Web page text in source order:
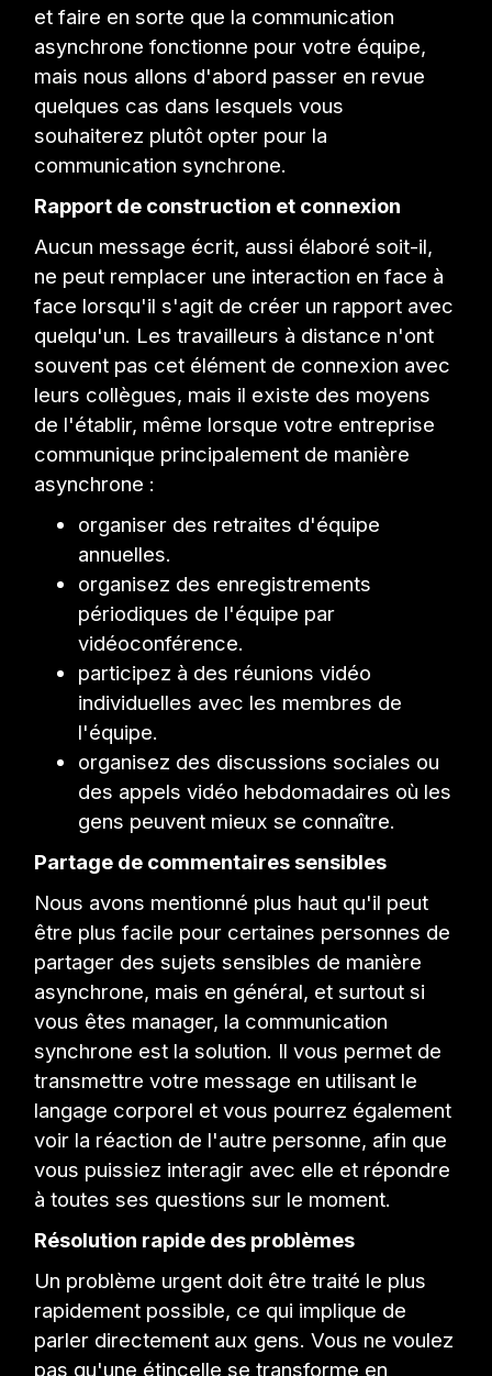
et faire en sorte que la communication
asynchrone fonctionne pour votre équipe,
mais nous allons d'abord passer en revue
quelques cas dans lesquels vous
souhaiterez plutôt opter pour la
communication synchrone.
Rapport de construction et connexion
Aucun message écrit, aussi élaboré soit-il,
ne peut remplacer une interaction en face à
face lorsqu'il s'agit de créer un rapport avec
quelqu'un. Les travailleurs à distance n'ont
souvent pas cet élément de connexion avec
leurs collègues, mais il existe des moyens
de l'établir, même lorsque votre entreprise
communique principalement de manière
asynchrone :
organiser des retraites d'équipe
annuelles.
organisez des enregistrements
périodiques de l'équipe par
vidéoconférence.
participez à des réunions vidéo
individuelles avec les membres de
l'équipe.
organisez des discussions sociales ou
des appels vidéo hebdomadaires où les
gens peuvent mieux se connaître.
Partage de commentaires sensibles
Nous avons mentionné plus haut qu'il peut
être plus facile pour certaines personnes de
partager des sujets sensibles de manière
asynchrone, mais en général, et surtout si
vous êtes manager, la communication
synchrone est la solution. Il vous permet de
transmettre votre message en utilisant le
langage corporel et vous pourrez également
voir la réaction de l'autre personne, afin que
vous puissiez interagir avec elle et répondre
à toutes ses questions sur le moment.
Résolution rapide des problèmes
Un problème urgent doit être traité le plus
rapidement possible, ce qui implique de
parler directement aux gens. Vous ne voulez
pas qu'une étincelle se transforme en